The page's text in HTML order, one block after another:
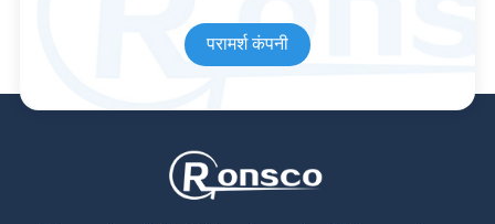
परामर्श कंपनी